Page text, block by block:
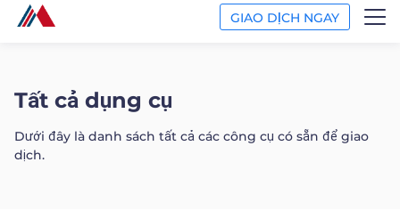
GIAO DỊCH NGAY
NỀN TẢNG
PHÂN TÍCH
Tất cả dụng cụ
Dưới đây là danh sách tất cả các công cụ có sẵn để giao
dịch.